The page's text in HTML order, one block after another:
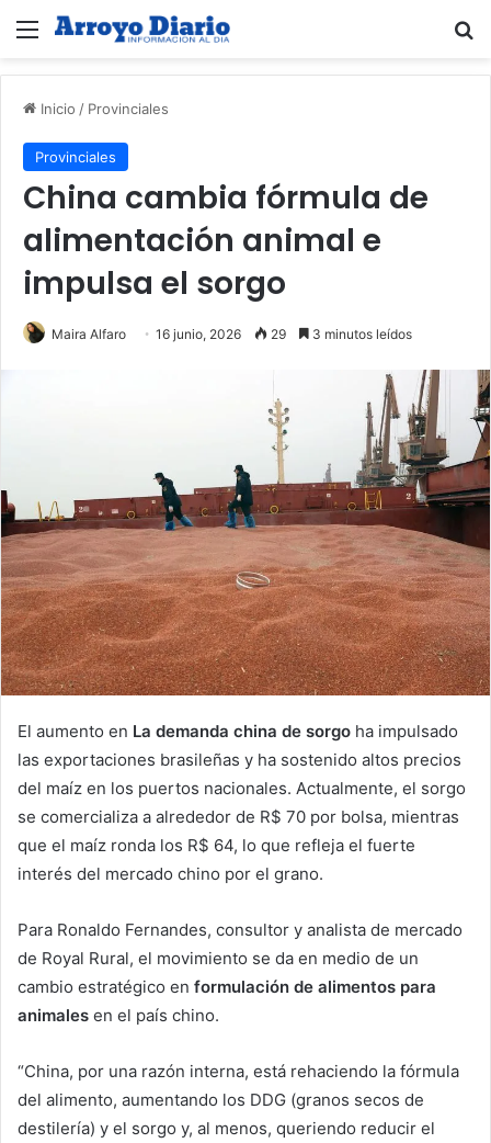
Menú
Inicio / Provinciales
Provinciales
China cambia fórmula de
alimentación animal e
impulsa el sorgo
Maira Alfaro 16 junio, 2026 29 3 minutos leídos
El aumento en La demanda china de sorgo ha impulsado
las exportaciones brasileñas y ha sostenido altos precios
del maíz en los puertos nacionales. Actualmente, el sorgo
se comercializa a alrededor de R$ 70 por bolsa, mientras
que el maíz ronda los R$ 64, lo que refleja el fuerte
interés del mercado chino por el grano.
Para Ronaldo Fernandes, consultor y analista de mercado
de Royal Rural, el movimiento se da en medio de un
cambio estratégico en formulación de alimentos para
animales en el país chino.
“China, por una razón interna, está rehaciendo la fórmula
del alimento, aumentando los DDG (granos secos de
destilería) y el sorgo y, al menos, queriendo reducir el